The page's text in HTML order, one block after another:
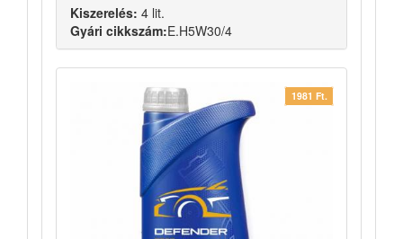
Kiszerelés: 4 lit.
Gyári cikkszám:E.H5W30/4
1981 Ft.